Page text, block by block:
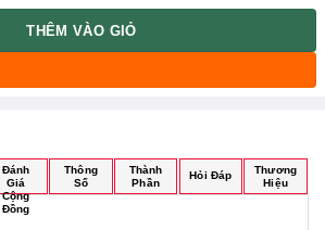
THÊM VÀO GIỎ
Đánh
Giá
Cộng
Đồng
Thông
Số
Thành
Phần
Hỏi Đáp
Thương
Hiệu